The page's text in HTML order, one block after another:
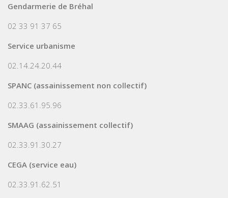
Gendarmerie de Bréhal
02 33 91 37 65
Service urbanisme
02.14.24.20.44
SPANC (assainissement non collectif)
02.33.61.95.96
SMAAG (assainissement collectif)
02.33.91.30.27
CEGA (service eau)
02.33.91.62.51